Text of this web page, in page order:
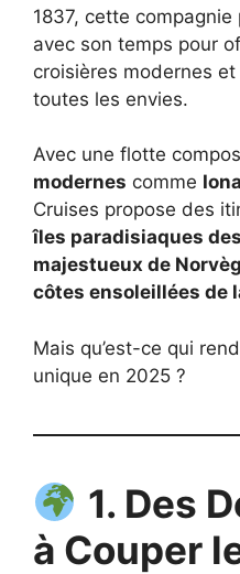
1837, cette
avec son temps pour
croisières modernes
toutes les envies.
Avec une flotte
modernes comme Iona
Cruises propose des
îles paradisiaques
majestueux de
côtes ensoleillées de
Mais qu’est-ce qui
unique en 2025 ?
1. Des
à Couper